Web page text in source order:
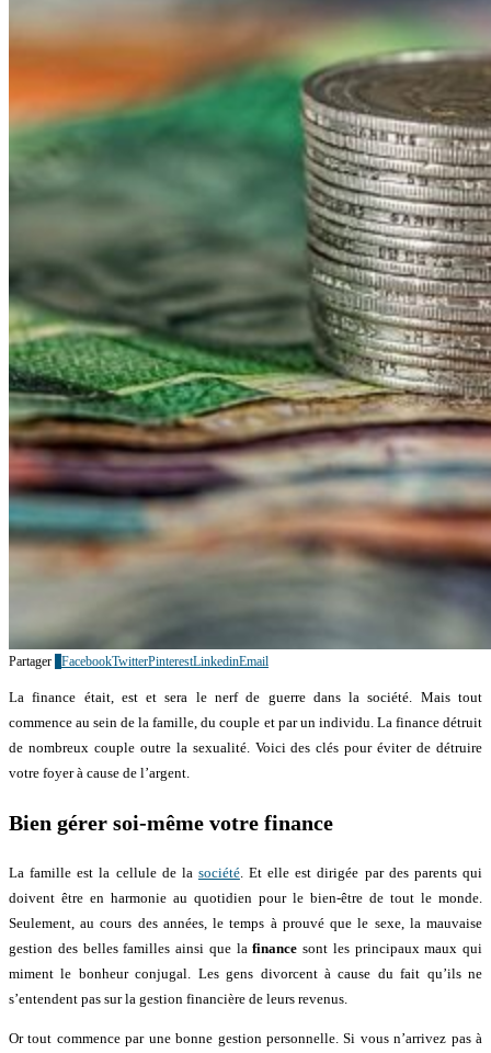
Partager FacebookTwitterPinterestLinkedinEmail
La finance était, est et sera le nerf de guerre dans la société. Mais tout
commence au sein de la famille, du couple et par un individu. La finance détruit
de nombreux couple outre la sexualité. Voici des clés pour éviter de détruire
votre foyer à cause de l’argent.
Bien gérer soi-même votre finance
La famille est la cellule de la société. Et elle est dirigée par des parents qui
doivent être en harmonie au quotidien pour le bien-être de tout le monde.
Seulement, au cours des années, le temps à prouvé que le sexe, la mauvaise
gestion des belles familles ainsi que lafinance sont les principaux maux qui
miment le bonheur conjugal. Les gens divorcent à cause du fait qu’ils ne
s’entendent pas sur la gestion financière de leurs revenus.
Or tout commence par une bonne gestion personnelle. Si vous n’arrivez pas à